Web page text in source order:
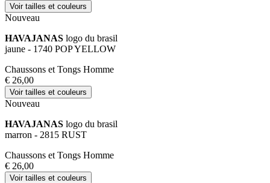
Voir tailles et couleurs
Nouveau
HAVAJANAS logo du brasil
jaune - 1740 POP YELLOW
Chaussons et Tongs Homme
€ 26,00
Voir tailles et couleurs
Nouveau
HAVAJANAS logo du brasil
marron - 2815 RUST
Chaussons et Tongs Homme
€ 26,00
Voir tailles et couleurs